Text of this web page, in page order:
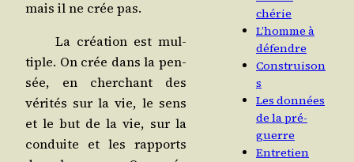
mais il ne crée pas.
La créa­tion est mul­
tiple. On crée dans la pen­
sée, en cher­chant des
véri­tés sur la vie, le sens
et le but de la vie, sur la
conduite et les rap­ports
chérie
L’homme à
défendre
Construison
s
Les données
de la pré-
guerre
Entretien